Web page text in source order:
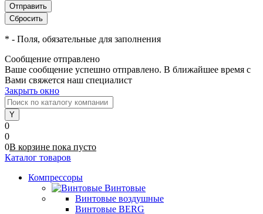
* - Поля, обязательные для заполнения
Сообщение отправлено
Ваше сообщение успешно отправлено. В ближайшее время с
Вами свяжется наш специалист
Закрыть окно
0
0
0В корзине пока пусто
Каталог товаров
Компрессоры
Винтовые
Винтовые воздушные
Винтовые BERG